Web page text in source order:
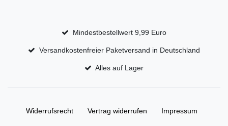
Mindestbestellwert 9,99 Euro
Versandkostenfreier Paketversand in Deutschland
Alles auf Lager
Widerrufs­recht Vertrag widerrufen Impressum